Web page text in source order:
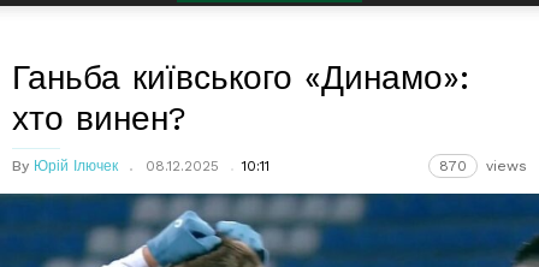
Ганьба київського «Динамо»:
хто винен?
By Юрій Ілючек 08.12.2025 10:11 870 views